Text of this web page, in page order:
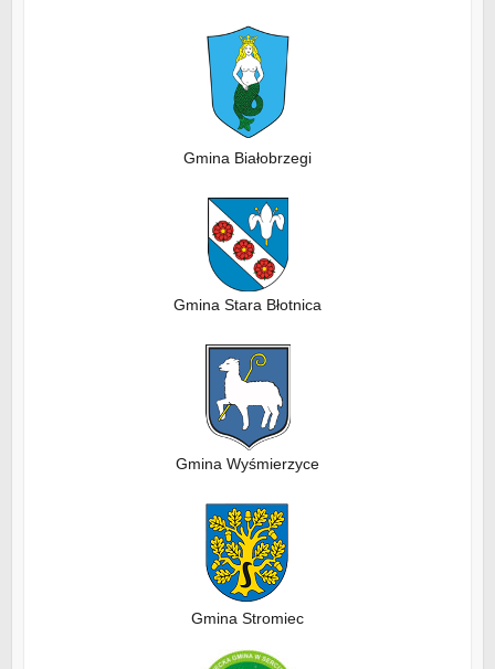
Gmina Białobrzegi
Gmina Stara Błotnica
Gmina Wyśmierzyce
Gmina Stromiec